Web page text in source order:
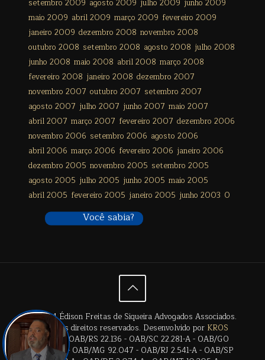
setembro 2009 agosto 2009 julho 2009 junho 2009
maio 2009 abril 2009 março 2009 fevereiro 2009
janeiro 2009 dezembro 2008 novembro 2008
outubro 2008 setembro 2008 agosto 2008 julho 2008
junho 2008 maio 2008 abril 2008 março 2008
fevereiro 2008 janeiro 2008 dezembro 2007
novembro 2007 outubro 2007 setembro 2007
agosto 2007 julho 2007 junho 2007 maio 2007
abril 2007 março 2007 fevereiro 2007 dezembro 2006
novembro 2006 setembro 2006 agosto 2006
abril 2006 março 2006 fevereiro 2006 janeiro 2006
dezembro 2005 novembro 2005 setembro 2005
agosto 2005 julho 2005 junho 2005 maio 2005
abril 2005 fevereiro 2005 janeiro 2005 junho 2003 0
© 2024 Édison Freitas de Siqueira Advogados Associados.
Todos os direitos reservados. Desenvolvido por KROS
Digital . | OAB/RS 22.136 - OAB/SC 22.281-A - OAB/GO
28.659-A - OAB/MG 92.047 - OAB/RJ 2.541-A - OAB/SP
Você sabia?